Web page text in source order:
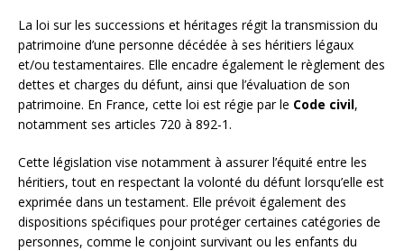
La loi sur les successions et héritages régit la transmission du
patrimoine d’une personne décédée à ses héritiers légaux
et/ou testamentaires. Elle encadre également le règlement des
dettes et charges du défunt, ainsi que l’évaluation de son
patrimoine. En France, cette loi est régie par le Code civil,
notamment ses articles 720 à 892-1.
Cette législation vise notamment à assurer l’équité entre les
héritiers, tout en respectant la volonté du défunt lorsqu’elle est
exprimée dans un testament. Elle prévoit également des
dispositions spécifiques pour protéger certaines catégories de
personnes, comme le conjoint survivant ou les enfants du